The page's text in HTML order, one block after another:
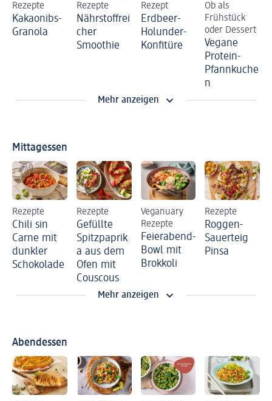
Rezepte
Kakaonibs-
Granola
Rezepte
Nährstoffrei
cher
Smoothie
Rezept
Erdbeer-
Holunder-
Konfitüre
Ob als
Frühstück
oder Dessert
Vegane
Protein-
Pfannkuche
n
Mehr anzeigen
Mittagessen
Rezepte
Chili sin
Carne mit
dunkler
Schokolade
Rezepte
Gefüllte
Spitzpaprik
a aus dem
Ofen mit
Couscous
Veganuary
Rezepte
Feierabend-
Bowl mit
Brokkoli
Rezepte
Roggen-
Sauerteig
Pinsa
Mehr anzeigen
Abendessen